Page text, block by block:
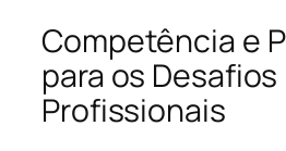
Competência e
para os Desafios
Profissionais